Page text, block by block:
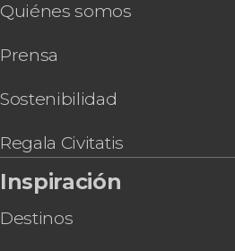
Quiénes somos
Prensa
Sostenibilidad
Regala Civitatis
Inspiración
Destinos